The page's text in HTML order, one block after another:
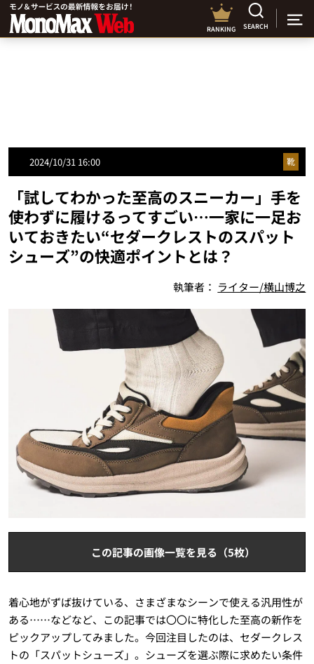
RANKING SEARCH
2024/10/31 16:00 靴
「試してわかった至高のスニーカー」手を
使わずに履けるってすごい…一家に一足お
いておきたい“セダークレストのスパット
シューズ”の快適ポイントとは？
執筆者： ライター/横山博之
この記事の画像一覧を見る（5枚）
着心地がずば抜けている、さまざまなシーンで使える汎用性が
ある……などなど、この記事では〇〇に特化した至高の新作を
ピックアップしてみました。今回注目したのは、セダークレス
トの「スパットシューズ」。シューズを選ぶ際に求めたい条件